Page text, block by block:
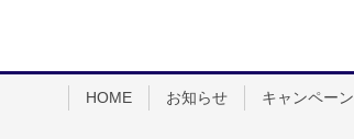
HOME お知らせ キャンペーン